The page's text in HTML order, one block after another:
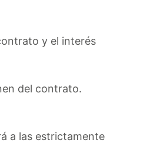
y el interés
del contrato.
a las estrictamente